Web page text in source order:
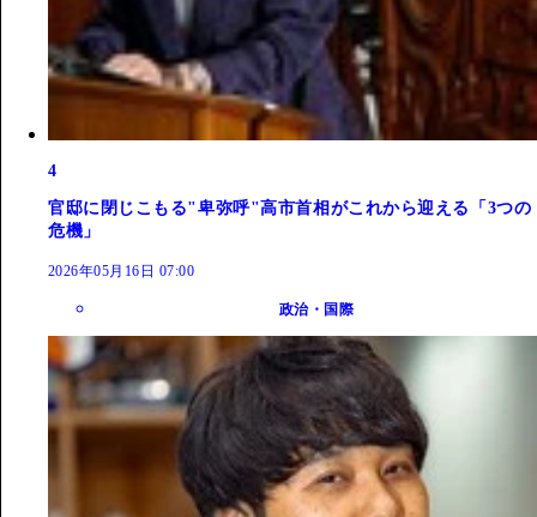
4
官邸に閉じこもる"卑弥呼"高市首相がこれから迎える「3つの
危機」
2026年05月16日 07:00
政治・国際